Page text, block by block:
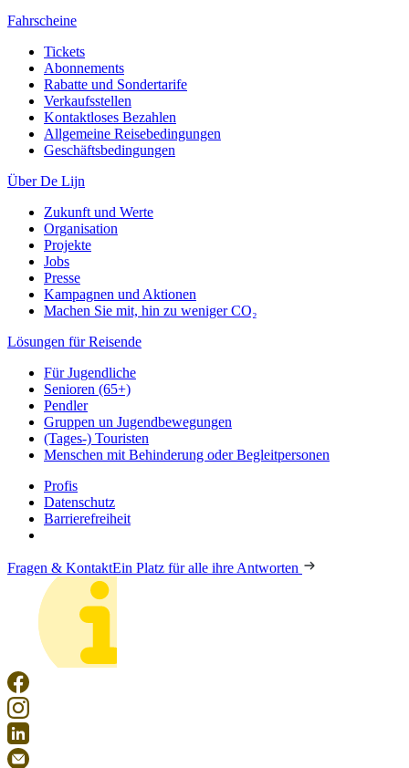
Fahrscheine
Tickets
Abonnements
Rabatte und Sondertarife
Verkaufsstellen
Kontaktloses Bezahlen
Allgemeine Reisebedingungen
Geschäftsbedingungen
Über De Lijn
Zukunft und Werte
Organisation
Projekte
Jobs
Presse
Kampagnen und Aktionen
Machen Sie mit, hin zu weniger CO₂
Lösungen für Reisende
Für Jugendliche
Senioren (65+)
Pendler
Gruppen un Jugendbewegungen
(Tages-) Touristen
Menschen mit Behinderung oder Begleitpersonen
Profis
Datenschutz
Barrierefreiheit
Fragen & KontaktEin Platz für alle ihre Antworten